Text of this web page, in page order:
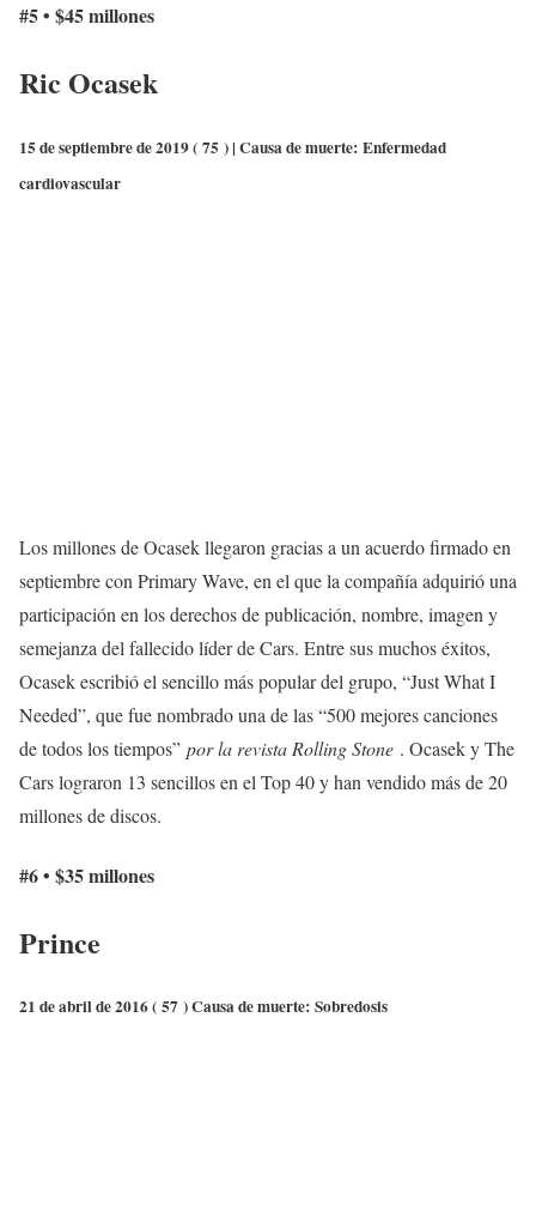
#5 • $45 millones
Ric Ocasek
15 de septiembre de 2019 ( 75 ) | Causa de muerte: Enfermedad
cardiovascular
Los millones de Ocasek llegaron gracias a un acuerdo firmado en
septiembre con Primary Wave, en el que la compañía adquirió una
participación en los derechos de publicación, nombre, imagen y
semejanza del fallecido líder de Cars. Entre sus muchos éxitos,
Ocasek escribió el sencillo más popular del grupo, “Just What I
Needed”, que fue nombrado una de las “500 mejores canciones
de todos los tiempos” por la revista Rolling Stone . Ocasek y The
Cars lograron 13 sencillos en el Top 40 y han vendido más de 20
millones de discos.
#6 • $35 millones
Prince
21 de abril de 2016 ( 57 ) Causa de muerte: Sobredosis